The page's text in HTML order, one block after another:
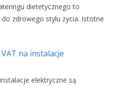
dietetycznego to
zdrowego stylu życia. Istotne
VAT na instalacje
elektryczne są